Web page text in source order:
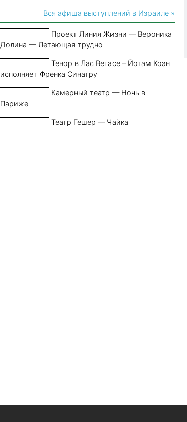
Вся афиша выступлений в Израиле »
Проект Линия Жизни — Вероника
Долина — Летающая трудно
Тенор в Лас Вегасе – Йотам Коэн
исполняет Френка Синатру
Камерный театр — Ночь в
Париже
Театр Гешер — Чайка